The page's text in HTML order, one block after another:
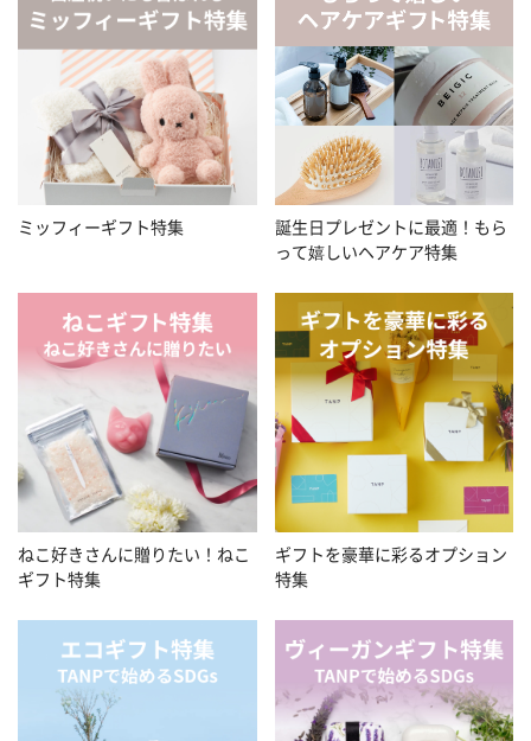
ミッフィーギフト特集
誕生日プレゼントに最適！もら
って嬉しいヘアケア特集
ねこ好きさんに贈りたい！ねこ
ギフト特集
ギフトを豪華に彩るオプション
特集